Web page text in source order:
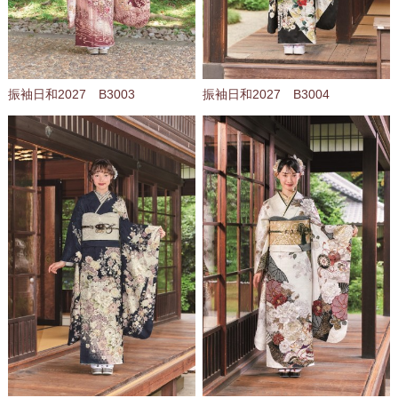
振袖日和2027 B3003 振袖日和2027 B3004